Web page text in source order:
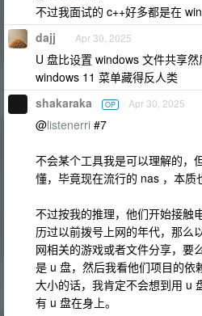
不过我面试的 c++好多都是在
dajj Apr 30, 2025
U 盘比设置 windows 文件共享
windows 11 菜单藏得反人类
shakaraka OP Apr 30, 2025
@listenerri #7
不会某个工具我是可以理解的，
懂，毕竟现在流行的 nas ，本质
不过按我的推理，他们开始接触
历过以前拨号上网的年代，那么
网相关的游戏或者文件分享，要
是 u 盘，然后我看他们项目的依
大小的话，我肯定不会想到用 u
有 u 盘在身上。